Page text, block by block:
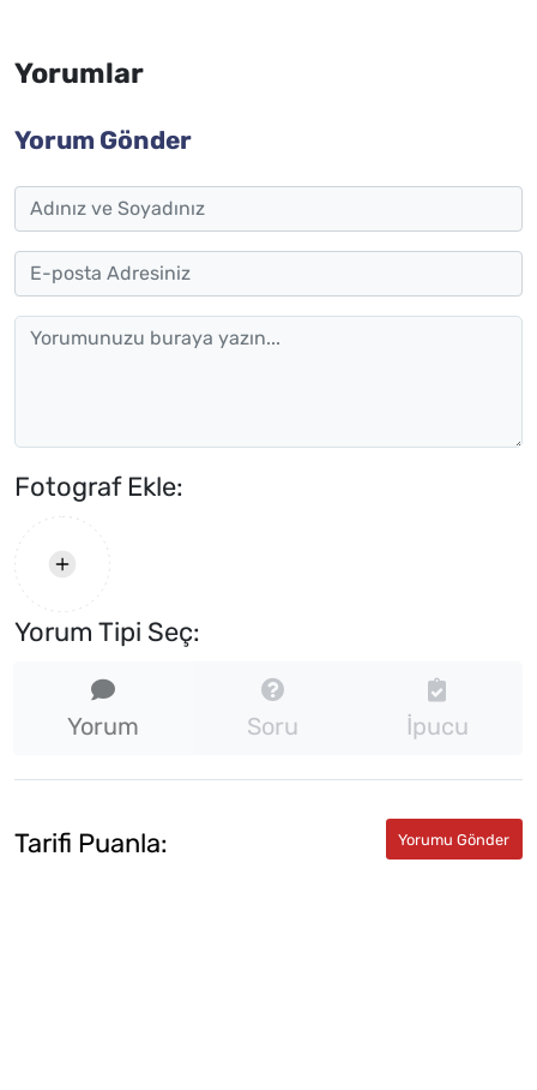
Yorumlar
Yorum Gönder
Fotograf Ekle:
Yorum Tipi Seç:
Yorum Soru İpucu
Tarifi Puanla: